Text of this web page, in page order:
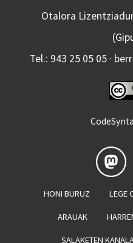
Otalora
Tel.: 943 25 05 05 ·
HONI BURUZ LEGE
ARAUAK
SALAKETEN